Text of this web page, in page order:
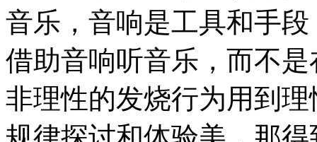
音乐，音响是工具和手
借助音响听音乐，而不
非理性的发烧行为用到